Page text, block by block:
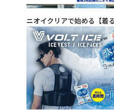
ニオイクリアで始める【着